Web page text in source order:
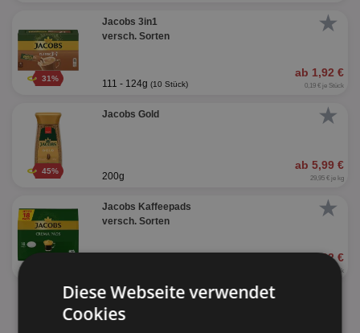
★
31%
Jacobs 3in1
versch. Sorten
ab 1,92 €
111 - 124g (10 Stück) 0,19 € je Stück
★
45%
Jacobs Gold
ab 5,99 €
200g 29,95 € je kg
★
Jacobs Kaffeepads
versch. Sorten
ab 2,22 €
0,12 € je Stück
Diese Webseite verwendet
Cookies